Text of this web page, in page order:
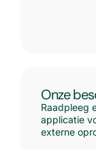
Onze
Raadpleeg
applicatie
externe